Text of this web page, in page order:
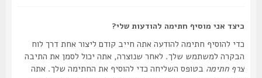
כיצד אני מוסיף חתימה להודעות שלי?
כדי להוסיף חתימה להודעה אתה חייב קודם ליצור אחת דרך לוח
הבקרה למשתמש שלך. לאחר שנוצרה, אתה יכול לסמן את התיבה
צרף חתימהבטופס השליחה כדי להוסיף את החתימה שלך. אתה